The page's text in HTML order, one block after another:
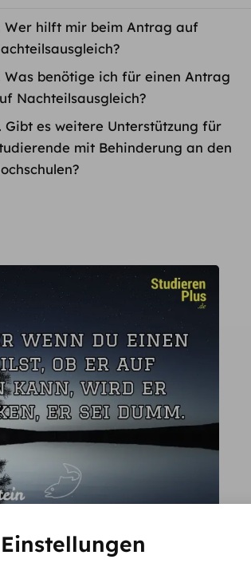
Wer hilft mir beim Antrag auf
Was benötige ich für einen Antrag
Nachteilsausgleich?
Gibt es weitere Unterstützung für
mit Behinderung an den
im Studium?